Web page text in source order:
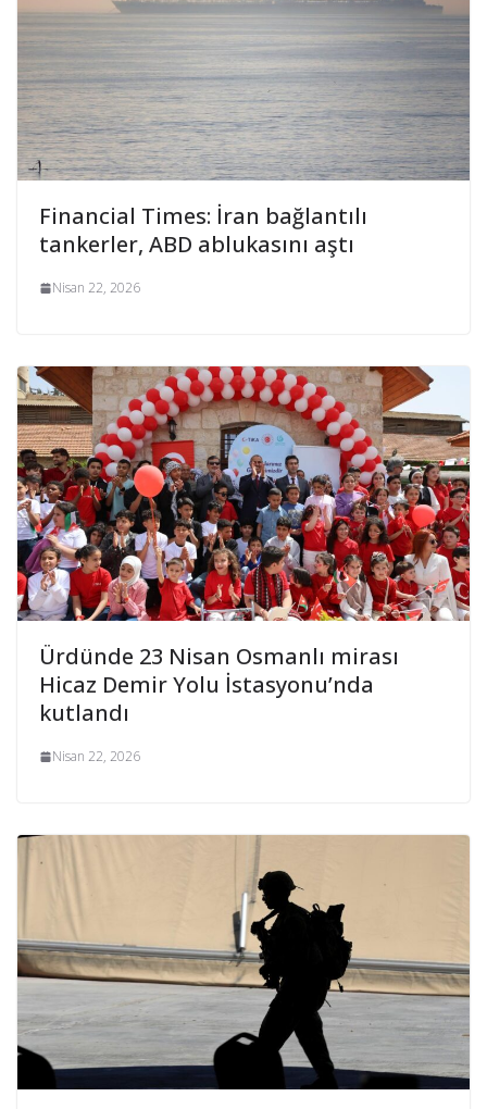
Financial Times: İran bağlantılı
tankerler, ABD ablukasını aştı
Nisan 22, 2026
Ürdünde 23 Nisan Osmanlı mirası
Hicaz Demir Yolu İstasyonu’nda
kutlandı
Nisan 22, 2026